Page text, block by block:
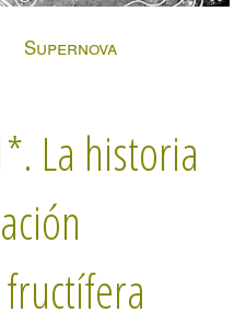
Supernova
La historia